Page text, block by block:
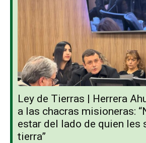
Ley de Tierras | Herrera
a las chacras misioneras:
estar del lado de quien les
tierra”